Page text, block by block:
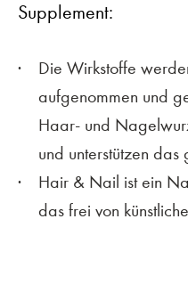
Supplement:
Die Wirkstoffe
aufgenommen und
Haar- und
und unterstützen
Hair & Nail ist ein
das frei von